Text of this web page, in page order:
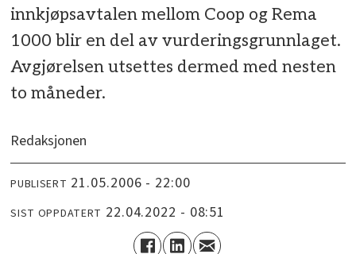
innkjøpsavtalen mellom Coop og Rema
1000 blir en del av vurderingsgrunnlaget.
Avgjørelsen utsettes dermed med nesten
to måneder.
Redaksjonen
PUBLISERT 21.05.2006 - 22:00
SIST OPPDATERT 22.04.2022 - 08:51